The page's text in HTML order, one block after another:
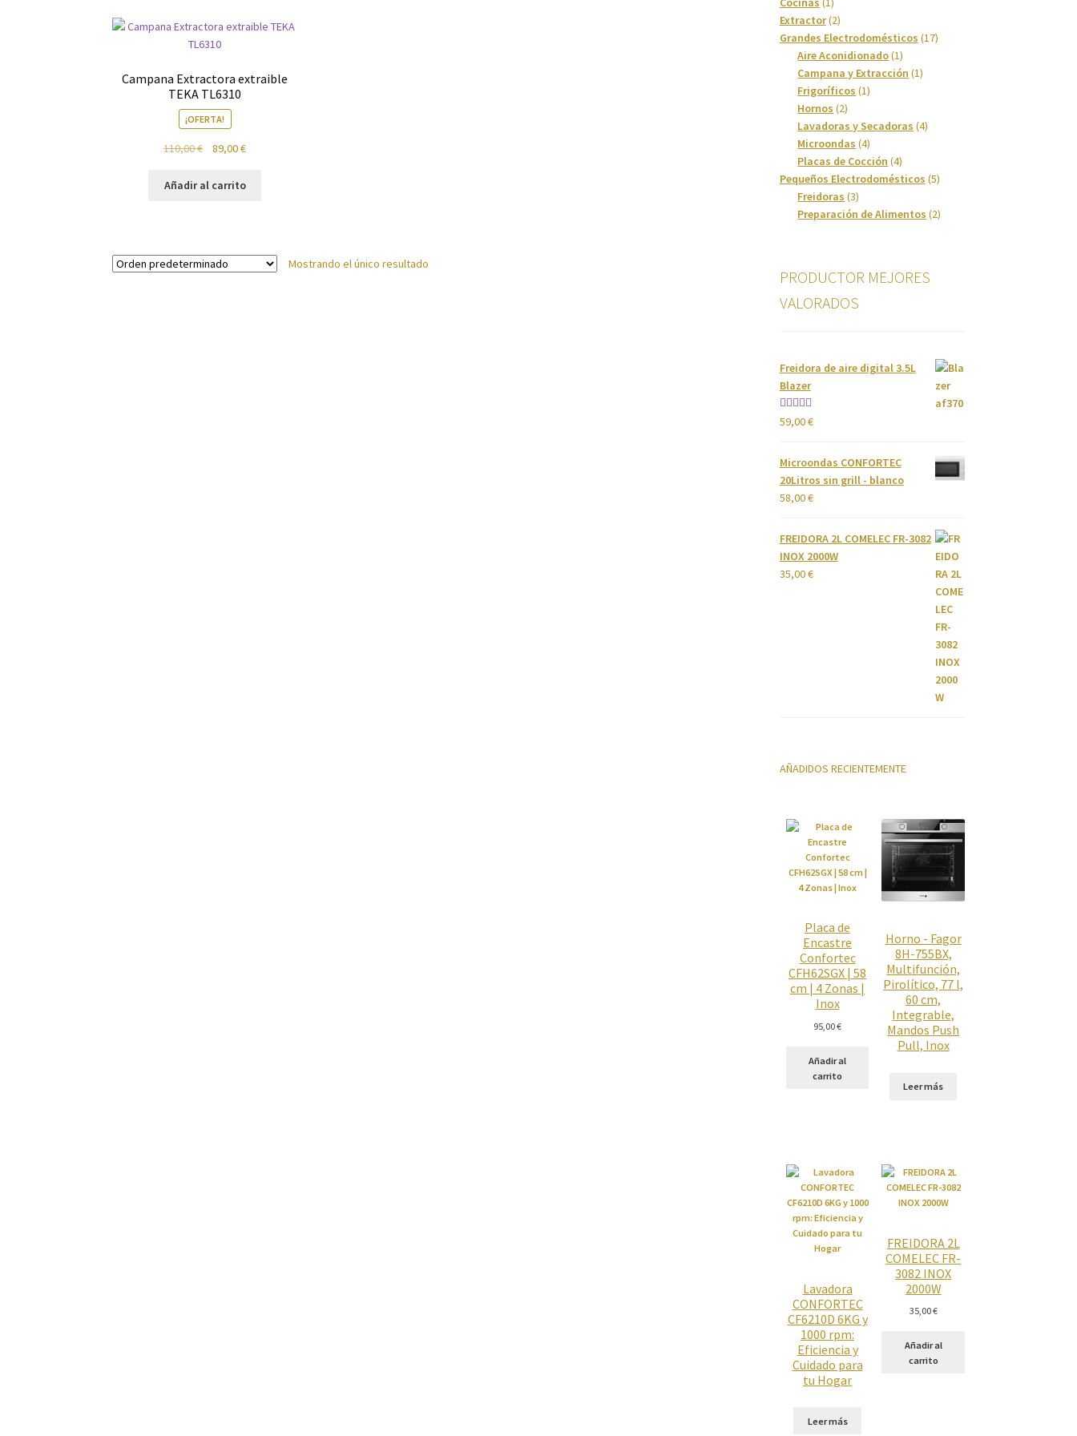
Política de privacidadPreparación de alimentos
Campana Extractora extraible
TEKA TL6310
¡OFERTA!
110,00€
El
original
89,00€El
actual
Añadir al carrito
Mostrando el único resultado
producto
Extractor 22
productos
Grandes Electrodomésticos 1717
Aire Aconidionado 11
producto
Campana y Extracción 11
Frigoríficos 11
Hornos 22
productos
Lavadoras y Secadoras 44
Microondas 44
productos
Placas de Cocción 44
productos
Pequeños Electrodomésticos 55
Freidoras 33
productos
Preparación de Alimentos 22
PRODUCTOR MEJORES
VALORADOS
Freidora de aire digital 3.5L
Blazer
Valorado
59,00€
Microondas CONFORTEC
20Litros sin grill - blanco
58,00€
FREIDORA 2L COMELEC FR-3082
INOX 2000W
35,00€
AÑADIDOS RECIENTEMENTE
Placa de
Encastre
Confortec
CFH62SGX | 58
cm | 4 Zonas |
Inox
95,00€
Añadir al
carrito
Horno - Fagor
8H-755BX,
Multifunción,
Pirolítico, 77 l,
60 cm,
Integrable,
Mandos Push
Pull, Inox
Leer más
Lavadora
CONFORTEC
CF6210D 6KG y
1000 rpm:
Eficiencia y
Cuidado para
tu Hogar
Leer más
FREIDORA 2L
COMELEC FR-
3082 INOX
2000W
35,00€
Añadir al
carrito